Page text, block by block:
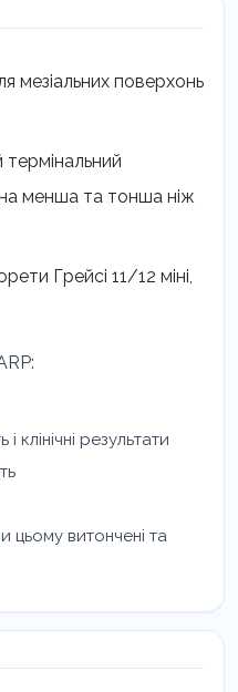
мезіальних поверхонь
менша та тонша ніж
Грейсі 11/12 міні,
клінічні результати
цьому витончені та